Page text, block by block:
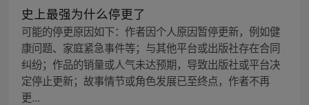
史上最强为什么停更了
可能的停更原因如下：作者因个人原因暂停更新，例如健
康问题、家庭紧急事件等；与其他平台或出版社存在合同
纠纷；作品的销量或人气未达预期，导致出版社或平台决
定停止更新；故事情节或角色发展已至终点，作者不再
更...